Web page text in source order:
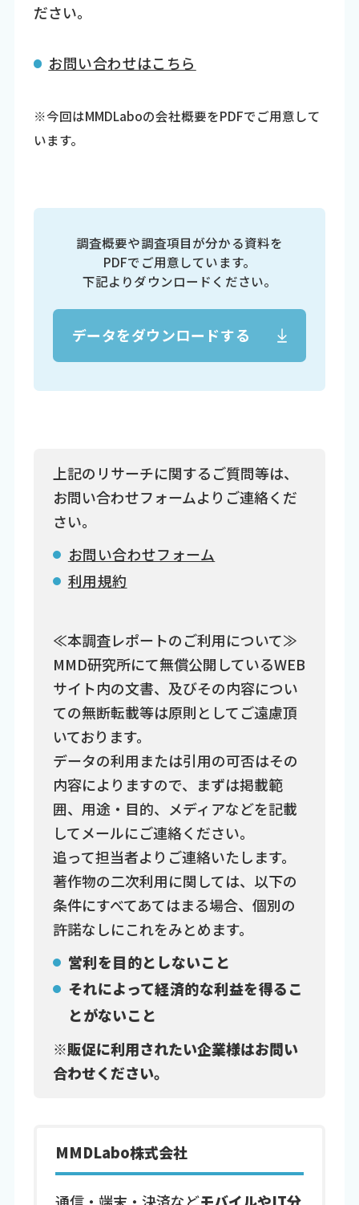
ださい。
お問い合わせはこちら
※今回はMMDLaboの会社概要をPDFでご用意して
います。
調査概要や調査項目が分かる資料を
PDFでご用意しています。
下記よりダウンロードください。
データをダウンロードする
上記のリサーチに関するご質問等は、
お問い合わせフォームよりご連絡くだ
さい。
お問い合わせフォーム
利用規約
≪本調査レポートのご利用について≫
MMD研究所にて無償公開しているWEB
サイト内の文書、及びその内容につい
ての無断転載等は原則としてご遠慮頂
いております。
データの利用または引用の可否はその
内容によりますので、まずは掲載範
囲、用途・目的、メディアなどを記載
してメールにご連絡ください。
追って担当者よりご連絡いたします。
著作物の二次利用に関しては、以下の
条件にすべてあてはまる場合、個別の
許諾なしにこれをみとめます。
営利を目的としないこと
それによって経済的な利益を得るこ
とがないこと
※販促に利用されたい企業様はお問い
合わせください。
MMDLabo株式会社